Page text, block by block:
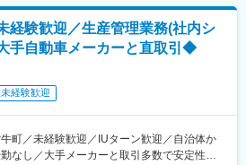
く、コミュニケーションをとっています。
社員が助けてくれる環境が整っていますの
心して活躍できる環境です。
年の平均取得日数は11～13日です。
は強度と精密さ、現場の効率化も含め、注
。業績は右肩上がりで、確かな技術で業績
経験歓迎／生産管理業務(社内シ
手自動車メーカーと直取引◆
経験歓迎
町／未経験歓迎／IUターン歓迎／自治体か
なし／大手メーカーと取引多数で安定性◎